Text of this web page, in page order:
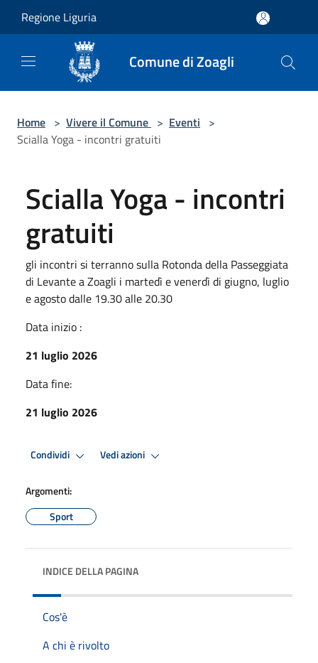
Regione Liguria
Comune di Zoagli
Home > Vivere il Comune > Eventi >
Scialla Yoga - incontri gratuiti
Scialla Yoga - incontri
gratuiti
gli incontri si terranno sulla Rotonda della Passeggiata
di Levante a Zoagli i martedì e venerdì di giugno, luglio
e agosto dalle 19.30 alle 20.30
Data inizio :
21 luglio 2026
Data fine:
21 luglio 2026
Condividi Vedi azioni
Argomenti:
Sport
INDICE DELLA PAGINA
Cos'è
A chi è rivolto